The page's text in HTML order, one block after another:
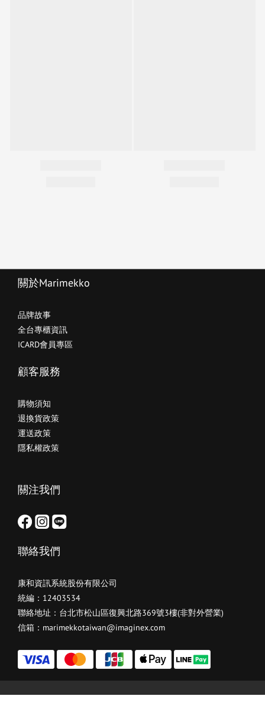
關於Marimekko
品牌故事
全台專櫃資訊
ICARD會員專區
顧客服務
購物須知
退換貨政策
運送政策
隱私權政策
關注我們
聯絡我們
康和資訊系統股份有限公司
統編：12403534
聯絡地址：台北市松山區復興北路369號3樓(非對外營業)
信箱：marimekkotaiwan@imaginex.com